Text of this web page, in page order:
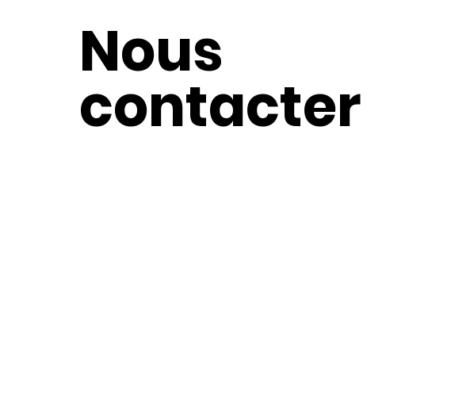
Nous
contacter